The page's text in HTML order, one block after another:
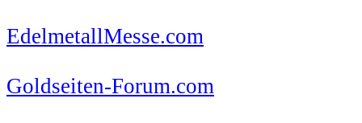
EdelmetallMesse.com
Goldseiten-Forum.com